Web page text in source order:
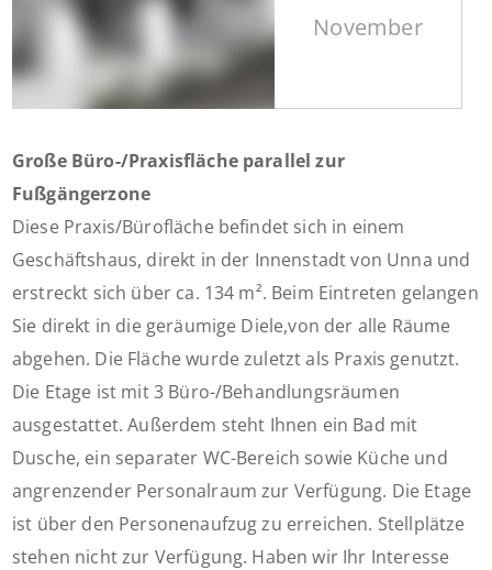
November
Große Büro-/Praxisfläche parallel zur
Fußgängerzone
Diese Praxis/Bürofläche befindet sich in einem
Geschäftshaus, direkt in der Innenstadt von Unna und
erstreckt sich über ca. 134 m². Beim Eintreten gelangen
Sie direkt in die geräumige Diele,von der alle Räume
abgehen. Die Fläche wurde zuletzt als Praxis genutzt.
Die Etage ist mit 3 Büro-/Behandlungsräumen
ausgestattet. Außerdem steht Ihnen ein Bad mit
Dusche, ein separater WC-Bereich sowie Küche und
angrenzender Personalraum zur Verfügung. Die Etage
ist über den Personenaufzug zu erreichen. Stellplätze
stehen nicht zur Verfügung. Haben wir Ihr Interesse